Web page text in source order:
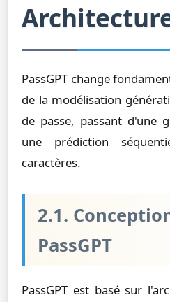
PassGPT change
de la modélisation
de passe, passant d'une
une prédiction
caractères.
2.1.
PassGPT
PassGPT est basé sur